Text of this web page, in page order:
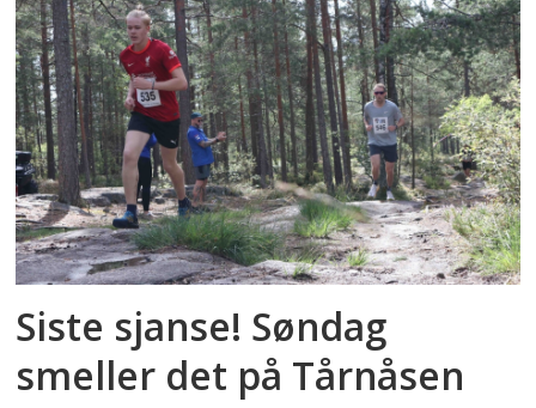
Siste sjanse! Søndag
smeller det på Tårnåsen